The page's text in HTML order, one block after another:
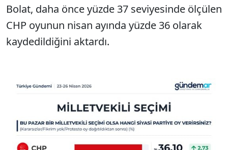
Bolat, daha önce yüzde 37 seviyesinde ölçülen
CHP oyunun nisan ayında yüzde 36 olarak
kaydedildiğini aktardı.